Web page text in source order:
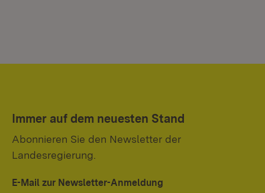
Immer auf dem neuesten Stand
Abonnieren Sie den Newsletter der
Landesregierung.
E-Mail zur Newsletter-Anmeldung